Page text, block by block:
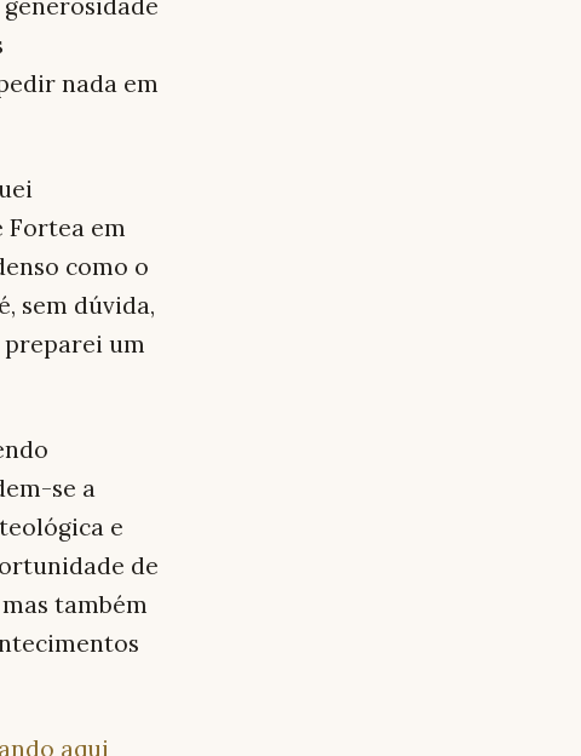
nada em
Fortea em
como o
sem dúvida,
um
se a
e
de
também
aqui